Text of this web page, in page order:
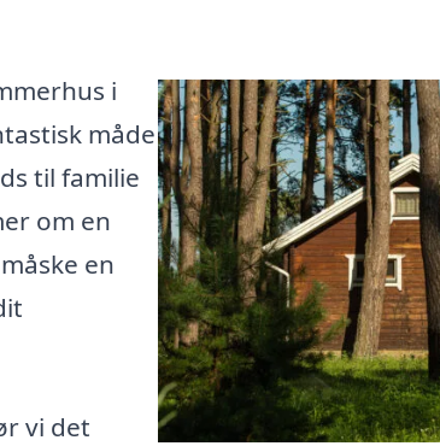
i
måde
til familie
om en
en
vi det